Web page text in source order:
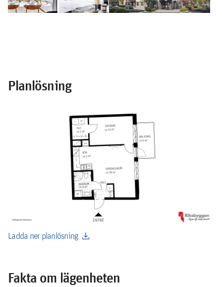
Planlösning
Ladda ner planlösning download
Fakta om lägenheten